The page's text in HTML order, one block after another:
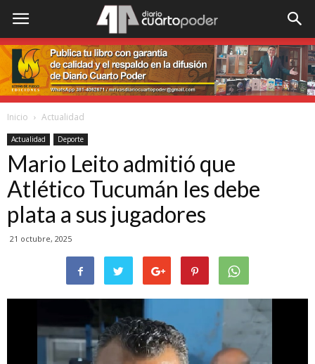
Inicio Actualidad
Actualidad Deporte
Mario Leito admitió que
Atlético Tucumán les debe
plata a sus jugadores
21 octubre, 2025